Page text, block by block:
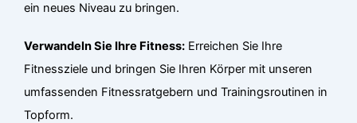
ein neues Niveau zu bringen.
Verwandeln Sie Ihre Fitness: Erreichen Sie Ihre
Fitnessziele und bringen Sie Ihren Körper mit unseren
umfassenden Fitnessratgebern und Trainingsroutinen in
Topform.